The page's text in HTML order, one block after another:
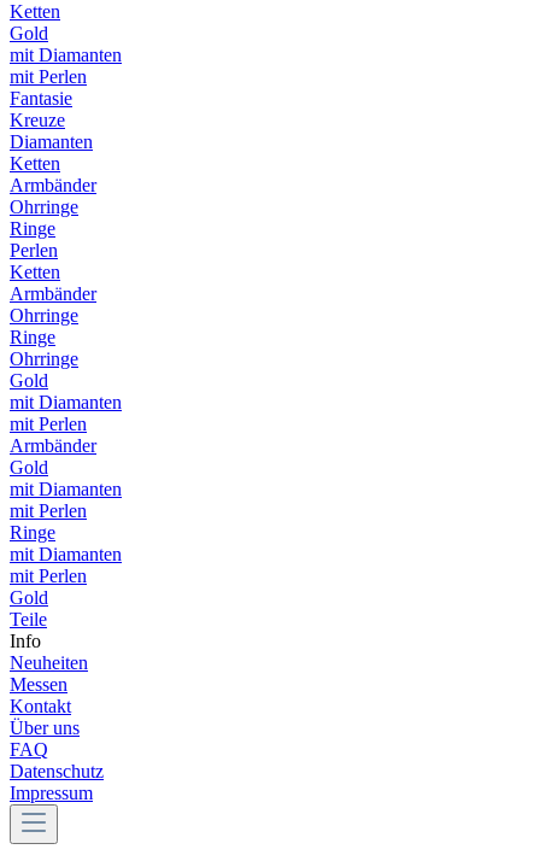
Ketten
Gold
mit Diamanten
mit Perlen
Fantasie
Kreuze
Diamanten
Ketten
Armbänder
Ohrringe
Ringe
Perlen
Ketten
Armbänder
Ohrringe
Ringe
Ohrringe
Gold
mit Diamanten
mit Perlen
Armbänder
Gold
mit Diamanten
mit Perlen
Ringe
mit Diamanten
mit Perlen
Gold
Teile
Info
Neuheiten
Messen
Kontakt
Über uns
FAQ
Datenschutz
Impressum